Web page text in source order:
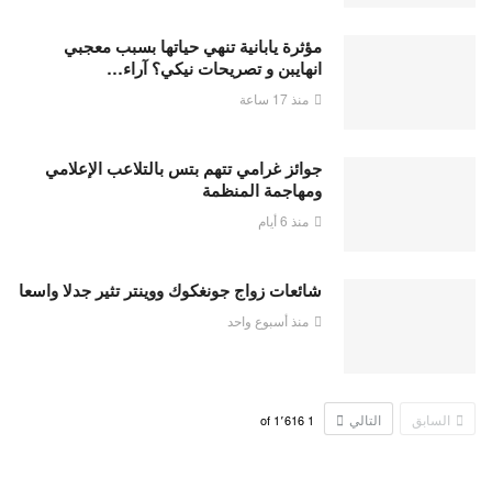
مؤثرة يابانية تنهي حياتها بسبب معجبي
انهايبن و تصريحات نيكي؟ آراء…
منذ 17 ساعة
جوائز غرامي تتهم بتس بالتلاعب الإعلامي
ومهاجمة المنظمة
منذ 6 أيام
شائعات زواج جونغكوك ووينتر تثير جدلا واسعا
منذ أسبوع واحد
السابق التالي 1 1٬616